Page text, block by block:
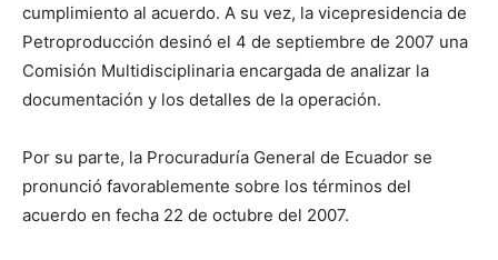
cumplimiento al acuerdo. A su vez, la vicepresidencia de
Petroproducción desinó el 4 de septiembre de 2007 una
Comisión Multidisciplinaria encargada de analizar la
documentación y los detalles de la operación.
Por su parte, la Procuraduría General de Ecuador se
pronunció favorablemente sobre los términos del
acuerdo en fecha 22 de octubre del 2007.